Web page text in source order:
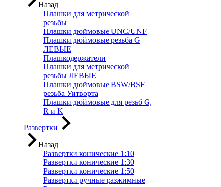
Назад
Плашки для метрической
резьбы
Плашки дюймовые UNC/UNF
Плашки дюймовые резьба G
ЛЕВЫЕ
Плашкодержатели
Плашки для метрической
резьбы ЛЕВЫЕ
Плашки дюймовые BSW/BSF
резьба Уитворта
Плашки дюймовые для резьб G,
R и K
Развертки
Назад
Развертки конические 1:10
Развертки конические 1:30
Развертки конические 1:50
Развертки ручные разжимные